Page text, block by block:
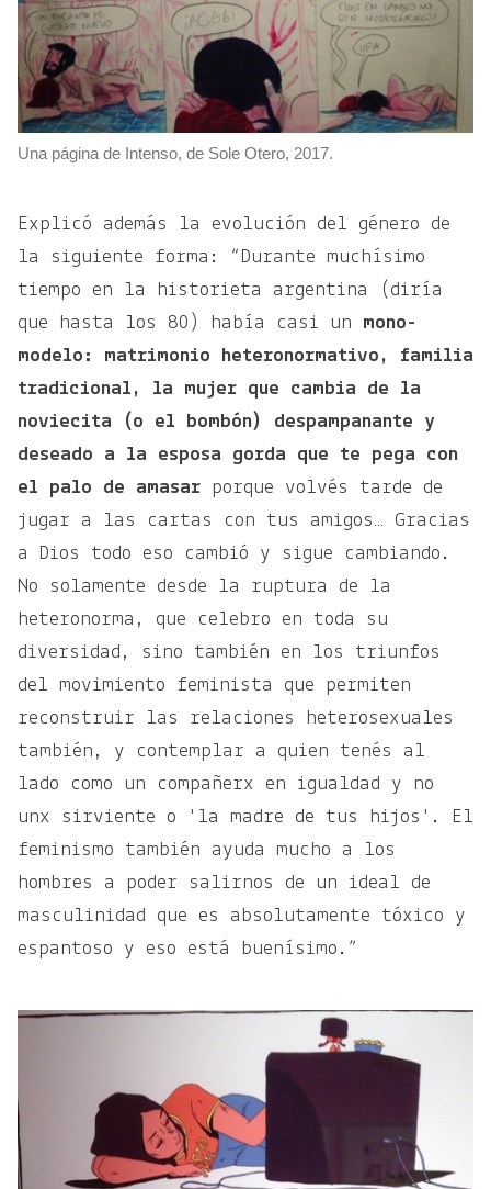
Una página de Intenso, de Sole Otero, 2017.
Explicó además la evolución del género de
la siguiente forma: “Durante muchísimo
tiempo en la historieta argentina (diría
que hasta los 80) había casi un mono-
modelo: matrimonio heteronormativo, familia
tradicional, la mujer que cambia de la
noviecita (o el bombón) despampanante y
deseado a la esposa gorda que te pega con
el palo de amasar porque volvés tarde de
jugar a las cartas con tus amigos… Gracias
a Dios todo eso cambió y sigue cambiando.
No solamente desde la ruptura de la
heteronorma, que celebro en toda su
diversidad, sino también en los triunfos
del movimiento feminista que permiten
reconstruir las relaciones heterosexuales
también, y contemplar a quien tenés al
lado como un compañerx en igualdad y no
unx sirviente o 'la madre de tus hijos'. El
feminismo también ayuda mucho a los
hombres a poder salirnos de un ideal de
masculinidad que es absolutamente tóxico y
espantoso y eso está buenísimo.”